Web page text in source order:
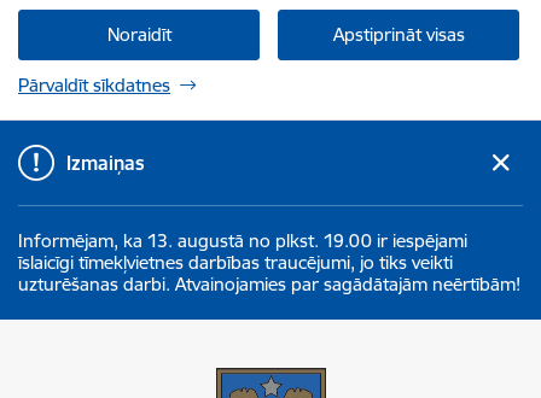
Noraidīt Apstiprināt visas
Pārvaldīt sīkdatnes
Izmaiņas
Informējam, ka 13. augustā no plkst. 19.00 ir iespējami
īslaicīgi tīmekļvietnes darbības traucējumi, jo tiks veikti
uzturēšanas darbi. Atvainojamies par sagādātajām neērtībām!